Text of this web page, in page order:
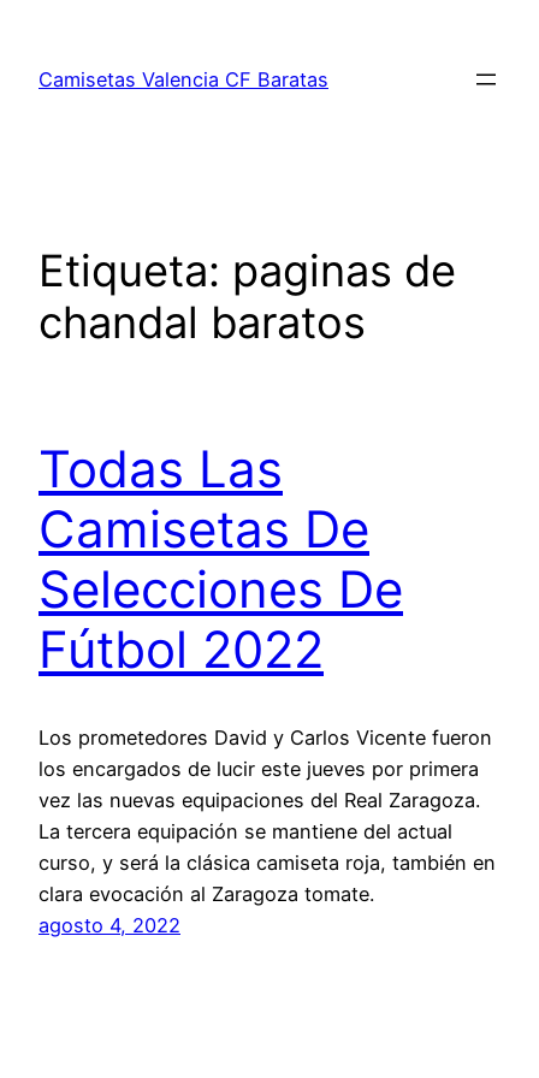
contenido
Camisetas Valencia CF Baratas
Etiqueta: paginas de
chandal baratos
Todas Las
Camisetas De
Selecciones De
Fútbol 2022
Los prometedores David y Carlos Vicente fueron
los encargados de lucir este jueves por primera
vez las nuevas equipaciones del Real Zaragoza.
La tercera equipación se mantiene del actual
curso, y será la clásica camiseta roja, también en
clara evocación al Zaragoza tomate.
agosto 4, 2022